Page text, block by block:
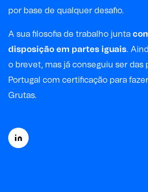
por base de qualquer desafio.
A sua filosofia de trabalho junta
disposição em partes iguais.
o brevet, mas já conseguiu ser das
Portugal com certificação para
Grutas.